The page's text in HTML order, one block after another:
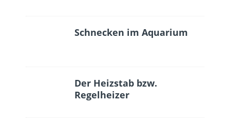
Schnecken im Aquarium
Der Heizstab bzw.
Regelheizer